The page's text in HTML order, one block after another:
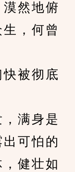
然地俯
，何曾
被彻底
满身是
可怕的
健壮如